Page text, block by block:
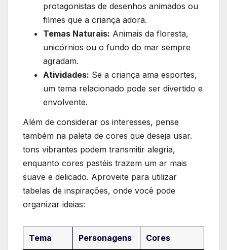
protagonistas de desenhos animados ou⁤
filmes que a criança adora.
Temas Naturais: Animais da floresta,
unicórnios ou o fundo do mar ​sempre
agradam.
Atividades: Se a⁤ criança ama esportes,
um tema relacionado pode ser divertido e
envolvente.
Além ‍de considerar os ​interesses, pense
também na paleta de cores que deseja usar.‍
tons⁣ vibrantes podem transmitir‍ alegria,
enquanto cores pastéis trazem um ar⁤ mais
suave e delicado. Aproveite para utilizar
tabelas de inspirações, onde você pode
organizar ideias:
Tema Personagens Cores